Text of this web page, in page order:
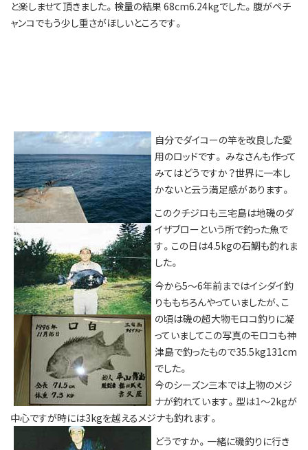
と楽しませて頂きました。検量の結果 68cm6.24kgでした。腹がペチ
ャンコでもう少し重さがほしいところです。
自分でダイコーの竿を改良した愛
用のロッドです。 みなさんも作って
みてはどうですか？世界に一本し
かないと云う満足感があります。
このクチジロも三宅島は地磯のダ
イザブローという所で釣った魚で
す。この日は4.5kgの石鯛も釣れま
した。
今から5～6年前まではイシダイ釣
りももちろんやっていましたが、こ
の頃は磯の超大物モロコ釣りに凝
っていましてこの写真のモロコも神
津島で釣ったもので35.5kg131cm
でした。
今のシーズン三本では上物のメジ
ナが釣れています。型は1～2kgが
中心ですが時には3kgを越えるメジナも釣れます。
どうですか。一緒に磯釣りに行き